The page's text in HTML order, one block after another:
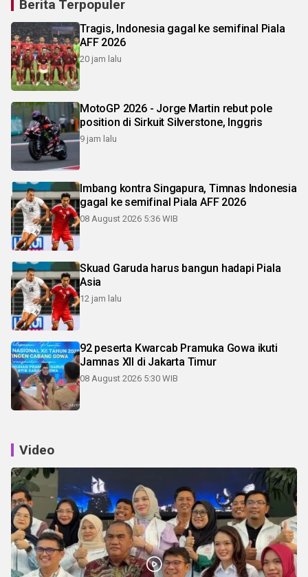
Berita Terpopuler
Tragis, Indonesia gagal ke semifinal Piala
AFF 2026
20 jam lalu
MotoGP 2026 - Jorge Martin rebut pole
position di Sirkuit Silverstone, Inggris
9 jam lalu
Imbang kontra Singapura, Timnas Indonesia
gagal ke semifinal Piala AFF 2026
08 August 2026 5:36 WIB
Skuad Garuda harus bangun hadapi Piala
Asia
12 jam lalu
92 peserta Kwarcab Pramuka Gowa ikuti
Jamnas XII di Jakarta Timur
08 August 2026 5:30 WIB
Video